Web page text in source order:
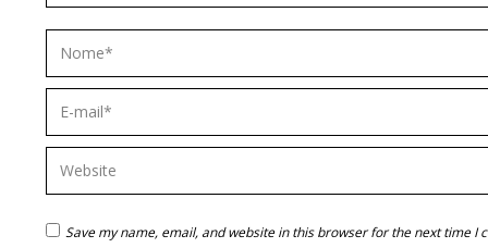
Nome *
E-mail *
Website
Save my name, email, and website in this browser for the next time I